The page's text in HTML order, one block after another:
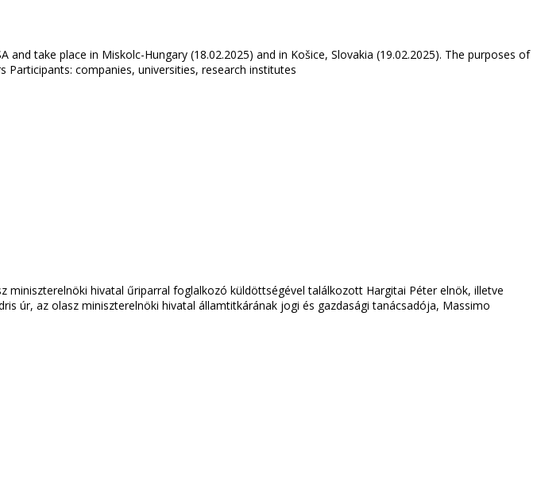
take place in Miskolc-Hungary (18.02.2025) and in Košice, Slovakia (19.02.2025). The purposes of
companies, universities, research institutes
hivatal űriparral foglalkozó küldöttségével találkozott Hargitai Péter elnök, illetve
úr, az olasz miniszterelnöki hivatal államtitkárának jogi és gazdasági tanácsadója, Massimo